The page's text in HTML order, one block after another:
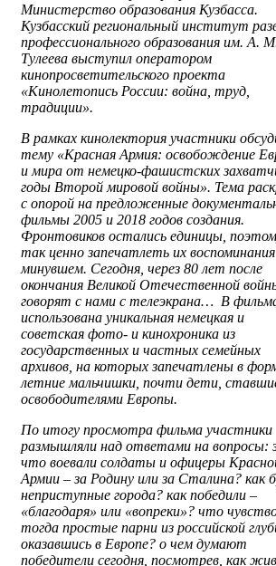
Министерство образования Кузбасса.
Кузбасский региональный институт
профессионального образования им. А.
Тулеева выступил оператором
кинопросветительского проекта
«Кинолетопись России: война, труд,
традиции».
В рамках кинолектория участники
тему «Красная Армия: освобождение
и мира от немецко-фашистских
годы Второй мировой войны». Тема
с опорой на предложенные
фильмы 2005 и 2018 годов создания.
Фронтовиков остались единицы,
так ценно запечатлеть их
минувшем. Сегодня, через 80 лет после
окончания Великой Отечественной
говорят с нами с телеэкрана… В
использована уникальная немецкая и
советская фото- и кинохроника из
государственных и частных семейных
архивов, на которых запечатлены в
летние мальчишки, почти дети,
освободителями Европы.
По итогу просмотра фильма участники
размышляли над ответами на вопросы:
что воевали солдаты и офицеры
Армии – за Родину или за Сталина? как
неприступные города? как победили –
«благодаря» или «вопреки»? что
тогда простые парни из российской
оказавшись в Европе? о чем думают
победители сегодня, посмотрев, как